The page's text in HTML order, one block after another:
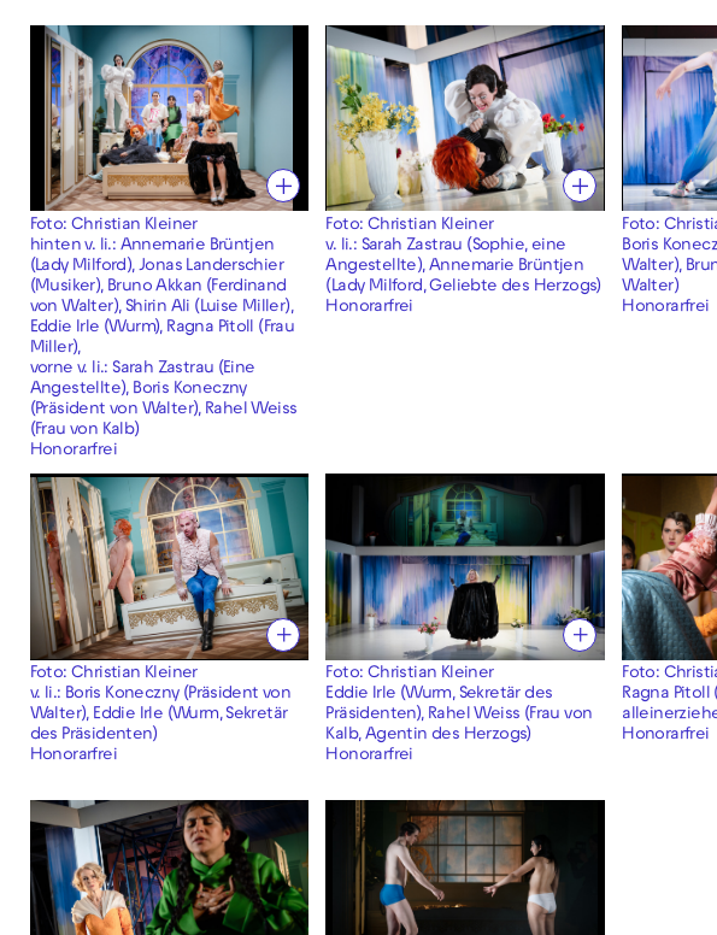
Foto: Christian Kleiner
hinten v. li.: Annemarie Brüntjen
(Lady Milford), Jonas Landerschier
(Musiker), Bruno Akkan (Ferdinand
von Walter), Shirin Ali (Luise Miller),
Eddie Irle (Wurm), Ragna Pitoll (Frau
Miller),
vorne v. li.: Sarah Zastrau (Eine
Angestellte), Boris Koneczny
(Präsident von Walter), Rahel Weiss
(Frau von Kalb)
Honorarfrei
Foto: Christian Kleiner
v. li.: Sarah Zastrau (Sophie, eine
Angestellte), Annemarie Brüntjen
(Lady Milford, Geliebte des Herzogs)
Honorarfrei
Foto:
Boris
Walter),
Walter)
Honorarfrei
Foto: Christian Kleiner
v. li.: Boris Koneczny (Präsident von
Walter), Eddie Irle (Wurm, Sekretär
des Präsidenten)
Honorarfrei
Foto: Christian Kleiner
Eddie Irle (Wurm, Sekretär des
Präsidenten), Rahel Weiss (Frau von
Kalb, Agentin des Herzogs)
Honorarfrei
Foto:
Ragna Pitoll
Honorarfrei